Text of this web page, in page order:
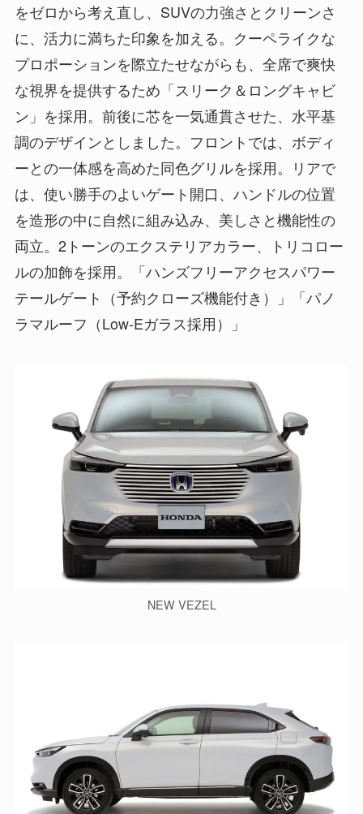
をゼロから考え直し、SUVの力強さとクリーンさ
に、活力に満ちた印象を加える。クーペライクな
プロポーションを際立たせながらも、全席で爽快
な視界を提供するため「スリーク＆ロングキャビ
ン」を採用。前後に芯を一気通貫させた、水平基
調のデザインとしました。フロントでは、ボディ
ーとの一体感を高めた同色グリルを採用。リアで
は、使い勝手のよいゲート開口、ハンドルの位置
を造形の中に自然に組み込み、美しさと機能性の
両立。2トーンのエクステリアカラー、トリコロー
ルの加飾を採用。「ハンズフリーアクセスパワー
テールゲート（予約クローズ機能付き）」「パノ
ラマルーフ（Low-Eガラス採用）」
NEW VEZEL